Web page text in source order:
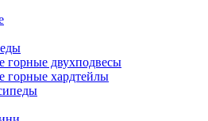
горные двухподвесы
горные хардтейлы